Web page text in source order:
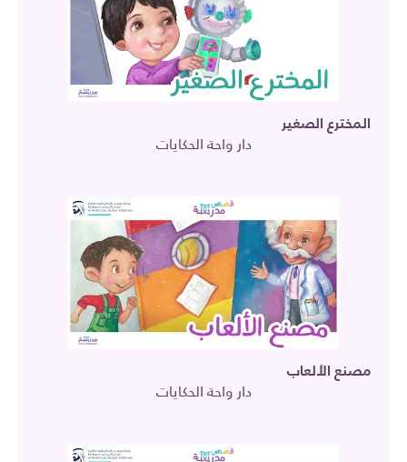
المخترع الصغير
دار واحة الحكايات
مصنع الألعاب
دار واحة الحكايات